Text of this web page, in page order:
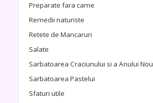
Preparate fara carne
Remedii naturiste
Retete de Mancaruri
Salate
Sarbatoarea Craciunului si a Anului Nou
Sarbatoarea Pastelui
Sfaturi utile